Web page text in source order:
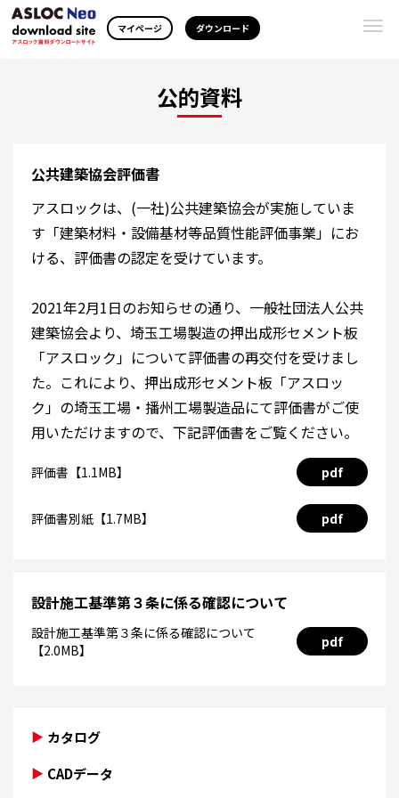
マイページ ダウンロード
公的資料
公共建築協会評価書
アスロックは、(一社)公共建築協会が実施していま
す「建築材料・設備基材等品質性能評価事業」にお
ける、評価書の認定を受けています。
2021年2月1日のお知らせの通り、一般社団法人公共
建築協会より、埼玉工場製造の押出成形セメント板
「アスロック」について評価書の再交付を受けまし
た。これにより、押出成形セメント板「アスロッ
ク」の埼玉工場・播州工場製造品にて評価書がご使
用いただけますので、下記評価書をご覧ください。
評価書【1.1MB】 pdf
評価書別紙【1.7MB】 pdf
設計施工基準第３条に係る確認について
設計施工基準第３条に係る確認について
【2.0MB】
pdf
カタログ
CADデータ